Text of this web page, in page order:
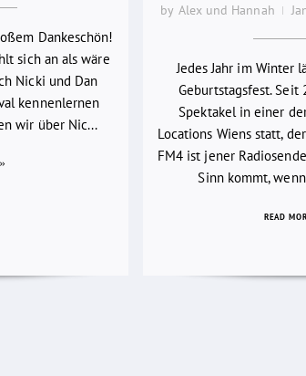
Dankeschön!
sich an als wäre
Nicki und Dan
kennenlernen
wir über Nic...
by Alex und Hannah
Jedes Jahr im Winter
Geburtstagsfest.
Spektakel in einer
Locations Wiens statt,
FM4 ist jener
Sinn kommt,
READ